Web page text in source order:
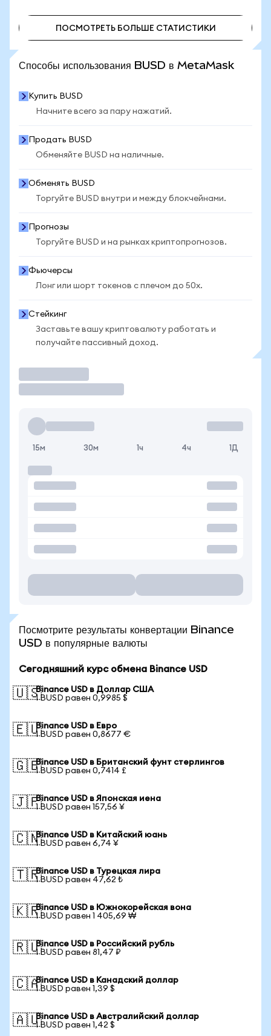
ПОСМОТРЕТЬ БОЛЬШЕ СТАТИСТИКИ
Способы использования BUSD в MetaMask
Купить BUSD
Начните всего за пару нажатий.
Продать BUSD
Обменяйте BUSD на наличные.
Обменять BUSD
Торгуйте BUSD внутри и между блокчейнами.
Прогнозы
Торгуйте BUSD и на рынках криптопрогнозов.
Фьючерсы
Лонг или шорт токенов с плечом до 50x.
Стейкинг
Заставьте вашу криптовалюту работать и
получайте пассивный доход.
15м 30м 1ч 4ч 1Д
Посмотрите результаты конвертации Binance
USD в популярные валюты
Сегодняшний курс обмена Binance USD
🇺🇸Binance USD в Доллар США
1 BUSD равен 0,9985 $
🇪🇺Binance USD в Евро
1 BUSD равен 0,8677 €
🇬🇧Binance USD в Британский фунт стерлингов
1 BUSD равен 0,7414 £
🇯🇵Binance USD в Японская иена
1 BUSD равен 157,56 ¥
🇨🇳Binance USD в Китайский юань
1 BUSD равен 6,74 ¥
🇹🇷Binance USD в Турецкая лира
1 BUSD равен 47,62 ₺
🇰🇷Binance USD в Южнокорейская вона
1 BUSD равен 1 405,69 ₩
🇷🇺Binance USD в Российский рубль
1 BUSD равен 81,47 ₽
🇨🇦Binance USD в Канадский доллар
1 BUSD равен 1,39 $
🇦🇺Binance USD в Австралийский доллар
1 BUSD равен 1,42 $